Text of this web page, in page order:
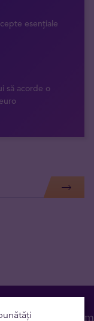
esențiale
să acorde o